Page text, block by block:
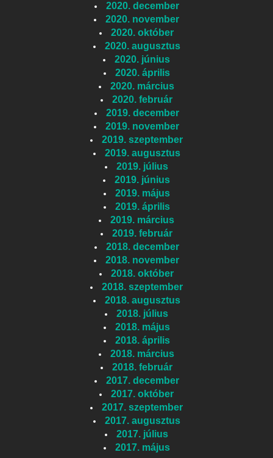
2020. december
2020. november
2020. október
2020. augusztus
2020. június
2020. április
2020. március
2020. február
2019. december
2019. november
2019. szeptember
2019. augusztus
2019. július
2019. június
2019. május
2019. április
2019. március
2019. február
2018. december
2018. november
2018. október
2018. szeptember
2018. augusztus
2018. július
2018. május
2018. április
2018. március
2018. február
2017. december
2017. október
2017. szeptember
2017. augusztus
2017. július
2017. május